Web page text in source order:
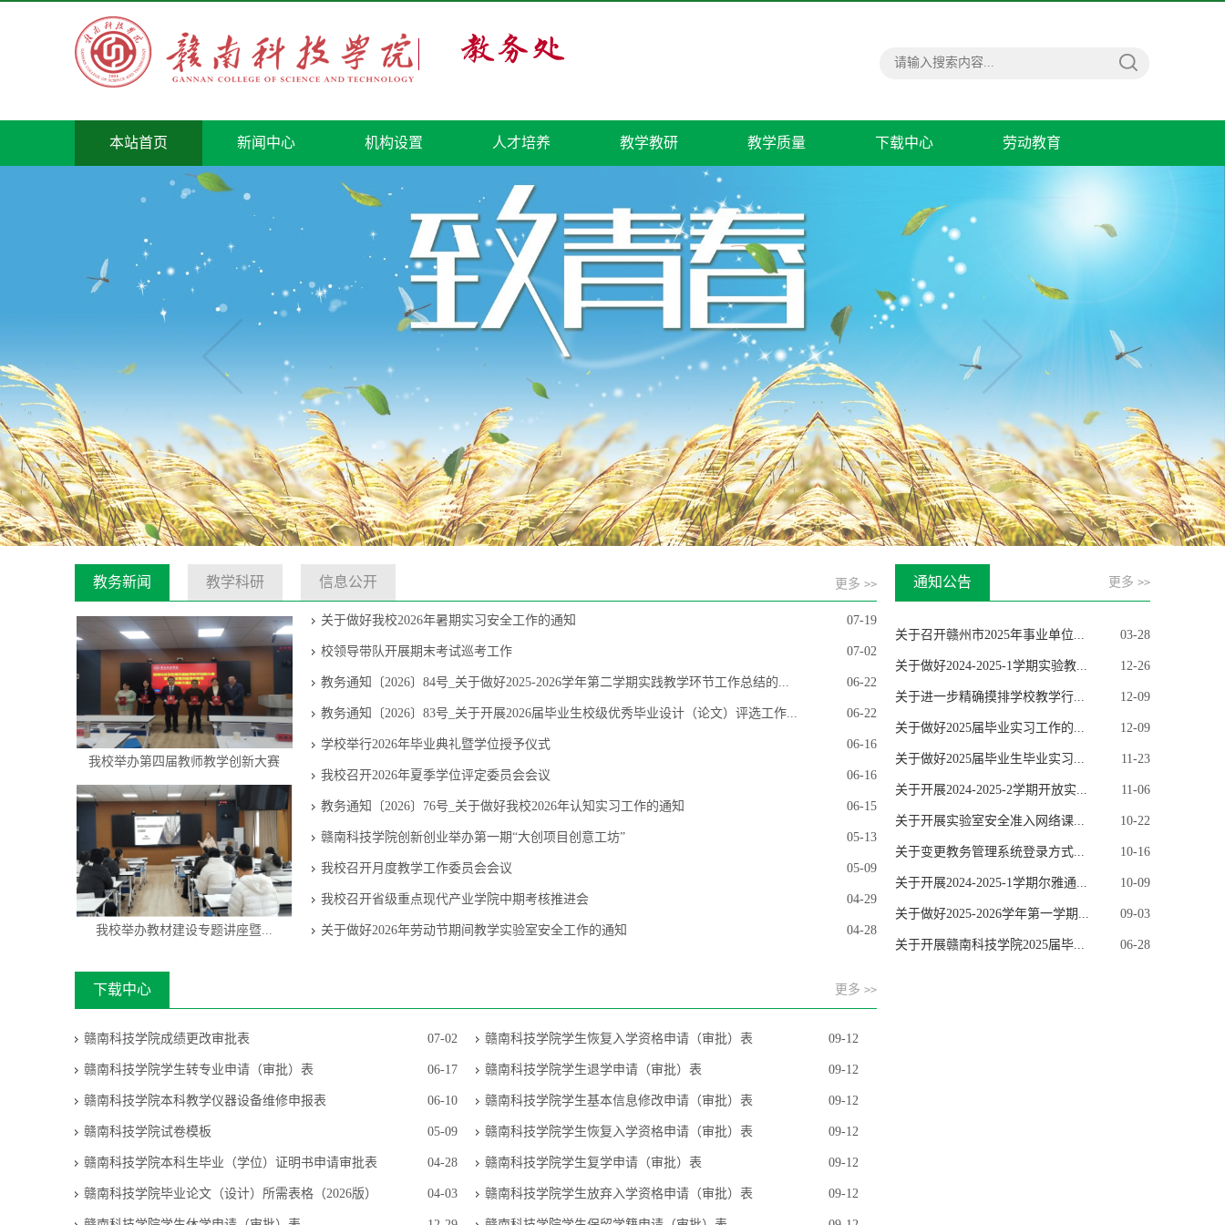
本站首页 新闻中心 机构设置 人才培养 教学教研 教学质量 下载中心 劳动教育
教务新闻 教学科研 信息公开 更多 >>
我校举办第四届教师教学创新大赛
我校举办教材建设专题讲座暨...
关于做好我校2026年暑期实习安全工作的通知 07-19
校领导带队开展期末考试巡考工作 07-02
教务通知〔2026〕84号_关于做好2025-2026学年第二学期实践教学环节工作总结的... 06-22
教务通知〔2026〕83号_关于开展2026届毕业生校级优秀毕业设计（论文）评选工作... 06-22
学校举行2026年毕业典礼暨学位授予仪式 06-16
我校召开2026年夏季学位评定委员会会议 06-16
教务通知〔2026〕76号_关于做好我校2026年认知实习工作的通知 06-15
赣南科技学院创新创业举办第一期“大创项目创意工坊” 05-13
我校召开月度教学工作委员会会议 05-09
我校召开省级重点现代产业学院中期考核推进会 04-29
关于做好2026年劳动节期间教学实验室安全工作的通知 04-28
通知公告 更多 >>
关于开展2024-2025-1学期尔雅通... 10-09
关于做好2025-2026学年第一学期...
关于召开赣州市2025年事业单位...
关于做好2024-2025-1学期实验教...
关于进一步精确摸排学校教学行...
关于做好2025届毕业实习工作的...
关于做好2025届毕业生毕业实习...
关于开展2024-2025-2学期开放实...
关于开展实验室安全准入网络课...
关于变更教务管理系统登录方式...
关于开展2024-2025-1学期尔雅通...
关于做好2025-2026学年第一学期...
关于开展赣南科技学院2025届毕...
下载中心 更多 >>
赣南科技学院成绩更改审批表 07-02
赣南科技学院学生转专业申请（审批）表 06-17
赣南科技学院本科教学仪器设备维修申报表 06-10
赣南科技学院试卷模板 05-09
赣南科技学院本科生毕业（学位）证明书申请审批表 04-28
赣南科技学院毕业论文（设计）所需表格（2026版） 04-03
赣南科技学院学生恢复入学资格申请（审批）表 09-12
赣南科技学院学生退学申请（审批）表 09-12
赣南科技学院学生基本信息修改申请（审批）表 09-12
赣南科技学院学生恢复入学资格申请（审批）表 09-12
赣南科技学院学生复学申请（审批）表 09-12
赣南科技学院学生放弃入学资格申请（审批）表 09-12